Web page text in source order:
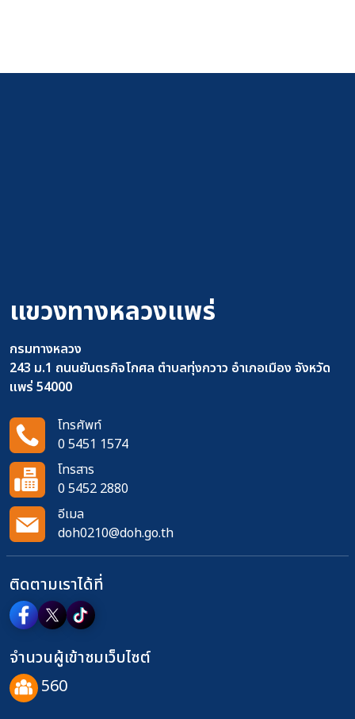
แขวงทางหลวงแพร่
กรมทางหลวง
243 ม.1 ถนนยันตรกิจโกศล ตำบลทุ่งกวาว อำเภอเมือง จังหวัด
แพร่ 54000
โทรศัพท์
0 5451 1574
โทรสาร
0 5452 2880
อีเมล
doh0210@doh.go.th
ติดตามเราได้ที่
จำนวนผู้เข้าชมเว็บไซต์
560